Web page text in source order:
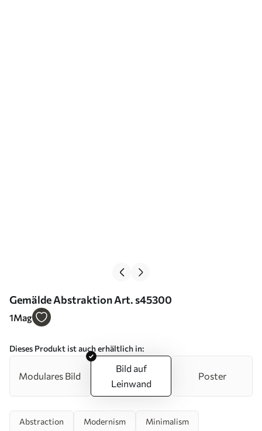
Gemälde Abstraktion Art. s45300
1Mag
Dieses Produkt ist auch erhältlich in:
Modulares Bild
Bild auf
Leinwand
Poster
Abstraction Modernism Minimalism